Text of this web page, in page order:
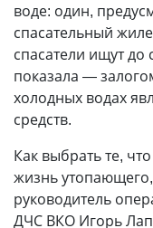
воде: один,
спасательный
спасатели ищут до
показала —
холодных водах
средств.
Как выбрать те,
жизнь
руководитель
ДЧС ВКО Игорь